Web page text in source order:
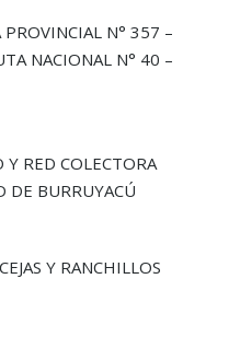
N° 357 –
NACIONAL N° 40 –
RED COLECTORA
DE BURRUYACÚ
Y RANCHILLOS